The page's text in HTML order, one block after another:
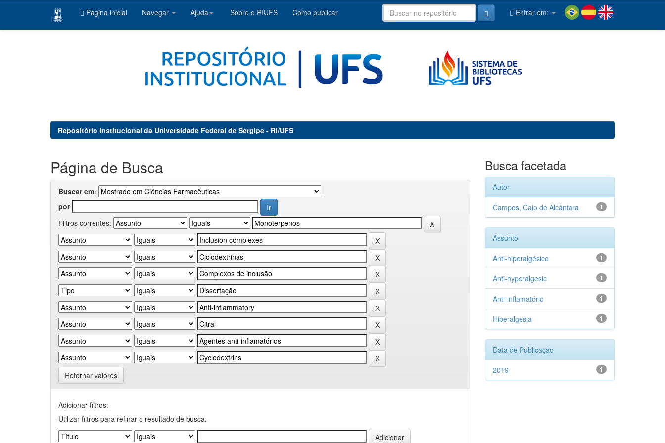
Página inicial Navegar Ajuda Sobre o RIUFS Como publicar Entrar em:
Repositório Institucional da Universidade Federal de Sergipe - RI/UFS
Página de Busca
Buscar em:
por
Filtros correntes:
Retornar valores
Adicionar filtros:
Utilizar filtros para refinar o resultado de busca.
Busca facetada
Autor
1
Campos, Caio de Alcântara
Assunto
1
Anti-hiperalgésico
1
Anti-hyperalgesic
1
Anti-inflamatório
1
Hiperalgesia
Data de Publicação
1
2019